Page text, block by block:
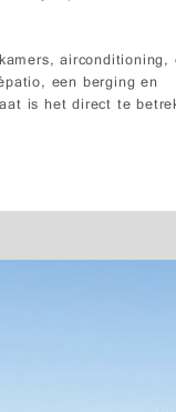
airconditioning,
een berging en
is het direct te